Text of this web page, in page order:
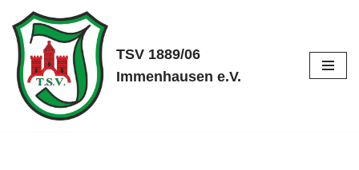
Zum
Inhalt
springen
TSV 1889/06
Immenhausen e.V.